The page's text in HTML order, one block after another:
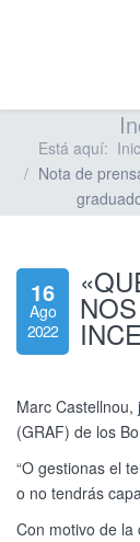
Está aquí:
Nota de
16
Ago
2022
Marc
(GRAF) de los
“O gestionas el
o no tendrás
Con motivo de la